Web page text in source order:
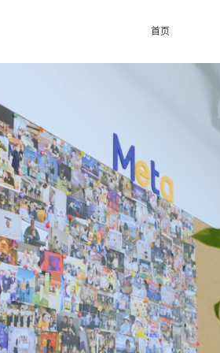
首页